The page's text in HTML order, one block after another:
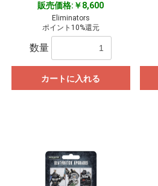
販売価格:￥8,600
Eliminators
ポイント10%還元
数量
カートに入れる